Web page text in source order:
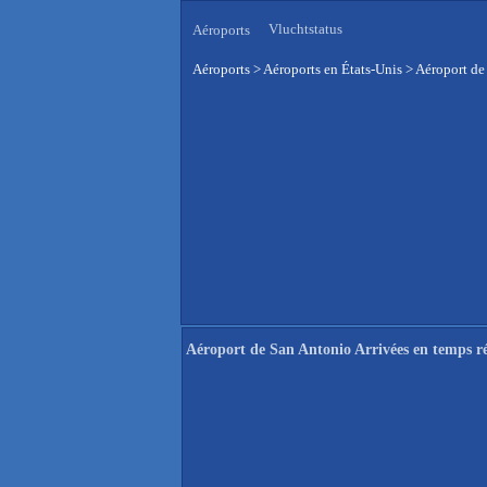
Aéroports Vluchtstatus
Aéroports >Aéroports en États-Unis >Aéroport
Aéroport de San Antonio Arrivées en temps